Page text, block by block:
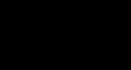
dat verfrist en verrast.
eerst gebruikt in